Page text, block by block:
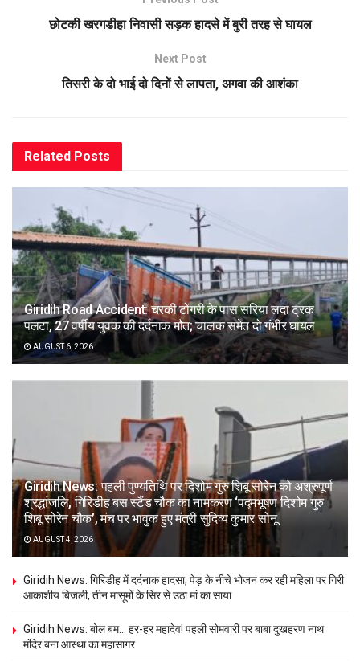
छोटकी खरगडीहा निवासी सड़क हादसे में बुरी तरह से घायल
Next Post
तिसरी के दो भाई दो दिनों से लापता, अगवा की आशंका
Related Posts
Giridih Road Accident: चरकी टोंगरी के पास सरिया लदा ट्रक
पलटा, 27 वर्षीय युवक की दर्दनाक मौत; चालक समेत दो गंभीर घायल
AUGUST 6, 2026
Giridih News: पहली पुण्यतिथि पर दिशोम गुरु शिबू सोरेन को अश्रुपूर्ण
श्रद्धांजलि, गिरिडीह बस स्टैंड चौक का नामकरण ‘पद्मभूषण दिशोम गुरु
शिबू सोरेन चौक’, मंच पर भावुक हुए मंत्री सुदिव्य कुमार सोनू
AUGUST 4, 2026
Giridih News: गिरिडीह में दर्दनाक हादसा, पेड़ के नीचे भोजन कर रही महिला पर गिरी
आकाशीय बिजली, तीन मासूमों के सिर से उठा मां का साया
Giridih News: बोल बम… हर-हर महादेव! पहली सोमवारी पर बाबा दुखहरण नाथ
मंदिर बना आस्था का महासागर